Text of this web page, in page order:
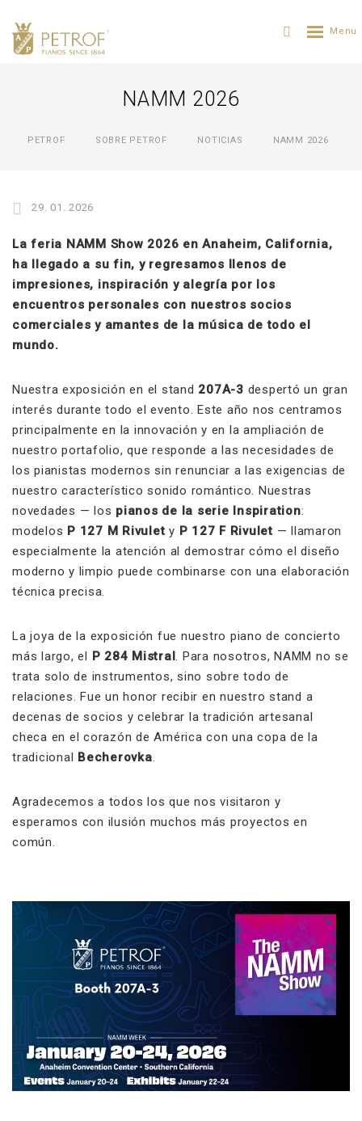
NAMM 2026
PETROF SOBRE PETROF NOTICIAS NAMM 2026
29. 01. 2026
La feria NAMM Show 2026 en Anaheim, California,
ha llegado a su fin, y regresamos llenos de
impresiones, inspiración y alegría por los
encuentros personales con nuestros socios
comerciales y amantes de la música de todo el
mundo.
Nuestra exposición en el stand 207A-3 despertó un gran
interés durante todo el evento. Este año nos centramos
principalmente en la innovación y en la ampliación de
nuestro portafolio, que responde a las necesidades de
los pianistas modernos sin renunciar a las exigencias de
nuestro característico sonido romántico. Nuestras
novedades — los pianos de la serie Inspiration:
modelos P 127 M Rivulet y P 127 F Rivulet — llamaron
especialmente la atención al demostrar cómo el diseño
moderno y limpio puede combinarse con una elaboración
técnica precisa.
La joya de la exposición fue nuestro piano de concierto
más largo, el P 284 Mistral. Para nosotros, NAMM no se
trata solo de instrumentos, sino sobre todo de
relaciones. Fue un honor recibir en nuestro stand a
decenas de socios y celebrar la tradición artesanal
checa en el corazón de América con una copa de la
tradicional Becherovka.
Agradecemos a todos los que nos visitaron y
esperamos con ilusión muchos más proyectos en
común.